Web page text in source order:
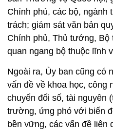
Chính phủ, các bộ, ngành
trách; giám sát văn bản
Chính phủ, Thủ tướng,
quan ngang bộ thuộc lĩnh
Ngoài ra, Ủy ban cũng có
vấn đề về khoa học, công
chuyển đổi số, tài nguyên
trường, ứng phó với biến
bền vững, các vấn đề liên